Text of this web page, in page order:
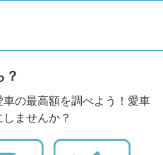
？
の最高額を調べよう！愛車
ませんか？